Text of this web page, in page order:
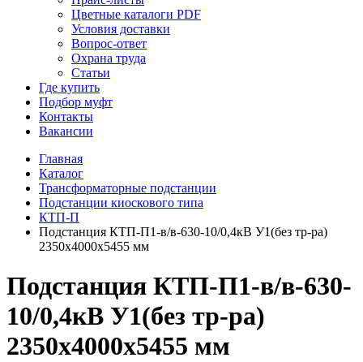
Цветные каталоги PDF
Условия доставки
Вопрос-ответ
Охрана труда
Статьи
Где купить
Подбор муфт
Контакты
Вакансии
Главная
Каталог
Трансформаторные подстанции
Подстанции киоскового типа
КТП-П
Подстанция КТП-П1-в/в-630-10/0,4кВ У1(без тр-ра)
2350х4000х5455 мм
Подстанция КТП-П1-в/в-630-
10/0,4кВ У1(без тр-ра)
2350х4000х5455 мм